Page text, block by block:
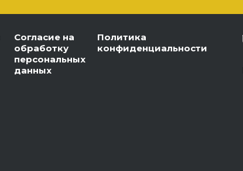
Согласие на
обработку
персональных
данных
Политика
конфиденциальности